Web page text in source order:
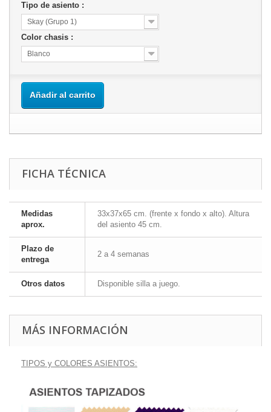
Tipo de asiento :
Skay (Grupo 1)
Color chasis :
Blanco
Añadir al carrito
FICHA TÉCNICA
Medidas
aprox.
33x37x65 cm. (frente x fondo x alto). Altura
del asiento 45 cm.
Plazo de
entrega
2 a 4 semanas
Otros datos Disponible silla a juego.
MÁS INFORMACIÓN
TIPOS y COLORES ASIENTOS: